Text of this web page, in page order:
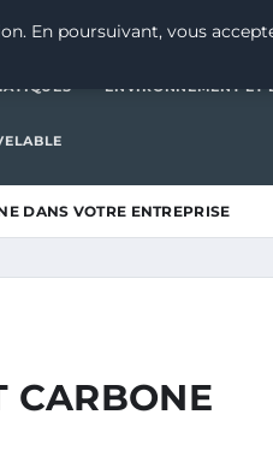
CLIMATIQUES
ENVIRONNEMENT ET
DANS VOTRE ENTREPRISE
CARBONE
En poursuivant, vous